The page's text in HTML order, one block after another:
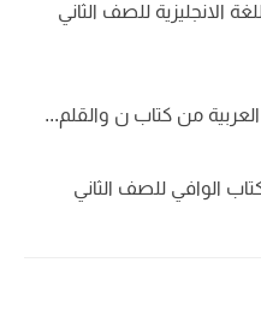
الانجليزية للصف الثاني
من كتاب ن والقلم...
الوافي للصف الثاني